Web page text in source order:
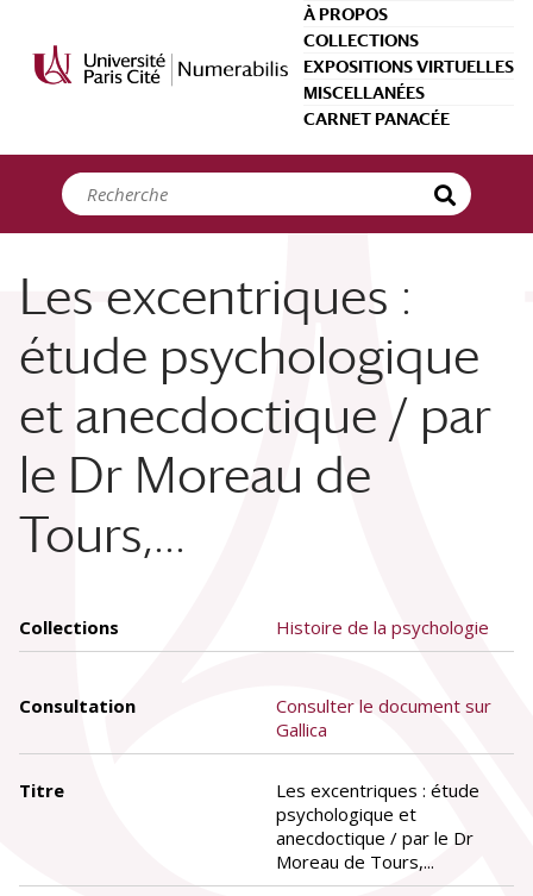
À PROPOS
COLLECTIONS
EXPOSITIONS VIRTUELLES
MISCELLANÉES
CARNET PANACÉE
Les excentriques :
étude psychologique
et anecdoctique / par
le Dr Moreau de
Tours,...
Collections Histoire de la psychologie
Consultation
Consulter le document sur
Gallica
Titre
Les excentriques : étude
psychologique et
anecdoctique / par le Dr
Moreau de Tours,...